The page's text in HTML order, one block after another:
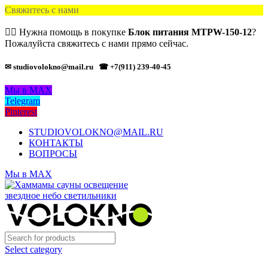
Свяжитесь с нами
🙋‍♂️ Нужна помощь в покупке Блок питания MTPW-150-12?
Пожалуйста свяжитесь с нами прямо сейчас.
✉ studiovolokno@mail.ru ☎ +7(911) 239-40-45
Мы в MAX
Telegram
Pinterest
STUDIOVOLOKNO@MAIL.RU
КОНТАКТЫ
ВОПРОСЫ
Мы в MAX
Select category